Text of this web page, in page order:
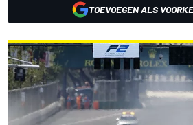
TOEVOEGEN ALS